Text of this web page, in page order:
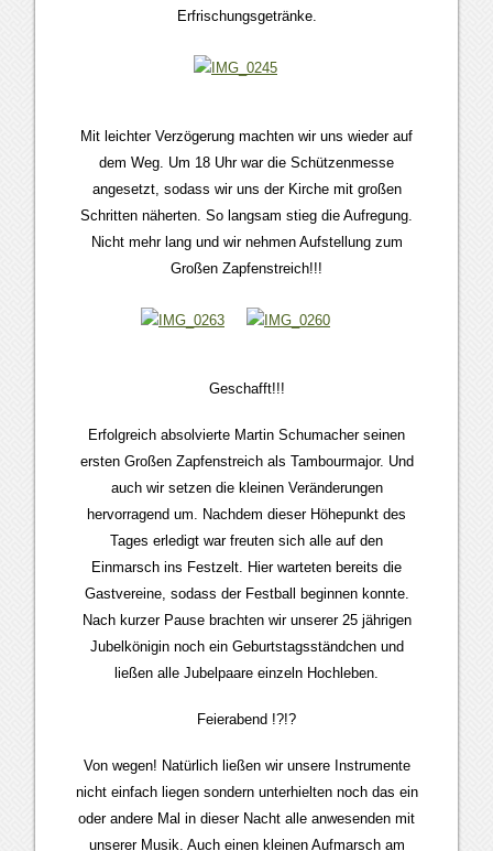
Erfrischungsgetränke.
Mit leichter Verzögerung machten wir uns wieder auf
dem Weg. Um 18 Uhr war die Schützenmesse
angesetzt, sodass wir uns der Kirche mit großen
Schritten näherten. So langsam stieg die Aufregung.
Nicht mehr lang und wir nehmen Aufstellung zum
Großen Zapfenstreich!!!
Geschafft!!!
Erfolgreich absolvierte Martin Schumacher seinen
ersten Großen Zapfenstreich als Tambourmajor. Und
auch wir setzen die kleinen Veränderungen
hervorragend um. Nachdem dieser Höhepunkt des
Tages erledigt war freuten sich alle auf den
Einmarsch ins Festzelt. Hier warteten bereits die
Gastvereine, sodass der Festball beginnen konnte.
Nach kurzer Pause brachten wir unserer 25 jährigen
Jubelkönigin noch ein Geburtstagsständchen und
ließen alle Jubelpaare einzeln Hochleben.
Feierabend !?!?
Von wegen! Natürlich ließen wir unsere Instrumente
nicht einfach liegen sondern unterhielten noch das ein
oder andere Mal in dieser Nacht alle anwesenden mit
unserer Musik. Auch einen kleinen Aufmarsch am